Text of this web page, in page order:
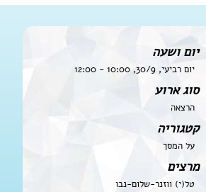
יום ושעה
יום רביעי, 30/9, 10:00 - 12:00
סוג ארוע
הרצאה
קטגוריה
על המסך
מרצים
טל(י) ווזנר-שלום-נבו